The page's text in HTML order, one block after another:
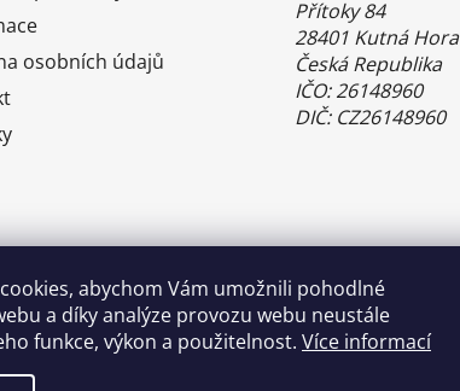
abychom Vám umožnili pohodlné
a díky analýze provozu webu neustále
funkce, výkon a použitelnost. Více informací
osobních údajů
Přítoky 84
28401 Kutná Hora
Česká Republika
IČO: 26148960
DIČ: CZ26148960
Benefity Pluxee - Sodexo